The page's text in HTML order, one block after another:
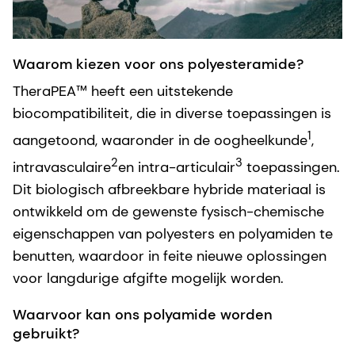
Waarom kiezen voor ons polyesteramide?
TheraPEA™ heeft een uitstekende
biocompatibiliteit, die in diverse toepassingen is
aangetoond, waaronder in de oogheelkunde1,
intravasculaire2en intra-articulair3 toepassingen.
Dit biologisch afbreekbare hybride materiaal is
ontwikkeld om de gewenste fysisch-chemische
eigenschappen van polyesters en polyamiden te
benutten, waardoor in feite nieuwe oplossingen
voor langdurige afgifte mogelijk worden.
Waarvoor kan ons polyamide worden
gebruikt?